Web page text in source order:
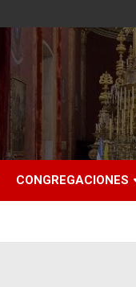
CONGREGACIONES